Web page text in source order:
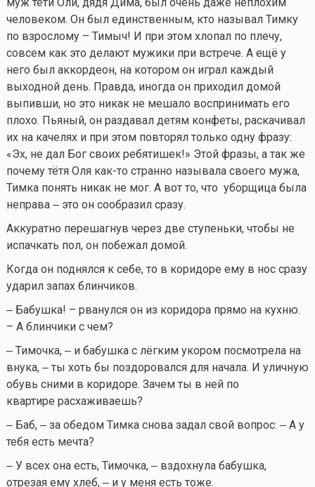
человеком. Он был единственным, кто называл Тимку
по взрослому – Тимыч! И при этом хлопал по плечу,
совсем как это делают мужики при встрече. А ещё у
него был аккордеон, на котором он играл каждый
выходной день. Правда, иногда он приходил домой
выпивши, но это никак не мешало воспринимать его
плохо. Пьяный, он раздавал детям конфеты, раскачивал
их на качелях и при этом повторял только одну фразу:
«Эх, не дал Бог своих ребятишек!» Этой фразы, а так же
почему тётя Оля как-то странно называла своего мужа,
Тимка понять никак не мог. А вот то, что уборщица была
неправа ‒ это он сообразил сразу.
Аккуратно перешагнув через две ступеньки, чтобы не
испачкать пол, он побежал домой.
Когда он поднялся к себе, то в коридоре ему в нос сразу
ударил запах блинчиков.
‒ Бабушка! – рванулся он из коридора прямо на кухню.
– А блинчики с чем?
‒ Тимочка, ‒ и бабушка с лёгким укором посмотрела на
внука, ‒ ты хоть бы поздоровался для начала. И уличную
обувь сними в коридоре. Зачем ты в ней по
квартире расхаживаешь?
‒ Баб, ‒ за обедом Тимка снова задал свой вопрос: ‒ А у
тебя есть мечта?
‒ У всех она есть, Тимочка, ‒ вздохнула бабушка,
отрезая ему хлеб, ‒ и у меня есть тоже.